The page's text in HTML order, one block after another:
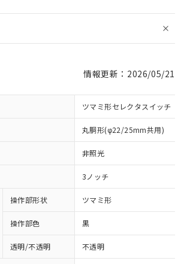
情報更新：2026/05/21
ツマミ形セレクタスイッチ
丸胴形(φ22/25mm共用)
非照光
3ノッチ
操作部形状 ツマミ形
操作部色 黒
透明/不透明 不透明